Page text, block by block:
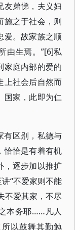
友弟悌，夫义妇
施之于社会，则
爱。故家族之顺
由生焉。”[6]私
家庭内部的爱的
上社会后自然而
国家，此即为仁
有区别，私德与
恰恰是有着有机
，逐步加以推扩
“不爱家则不能
不爱其家，不尽
本务耶……凡人
以鼓舞其勤勉